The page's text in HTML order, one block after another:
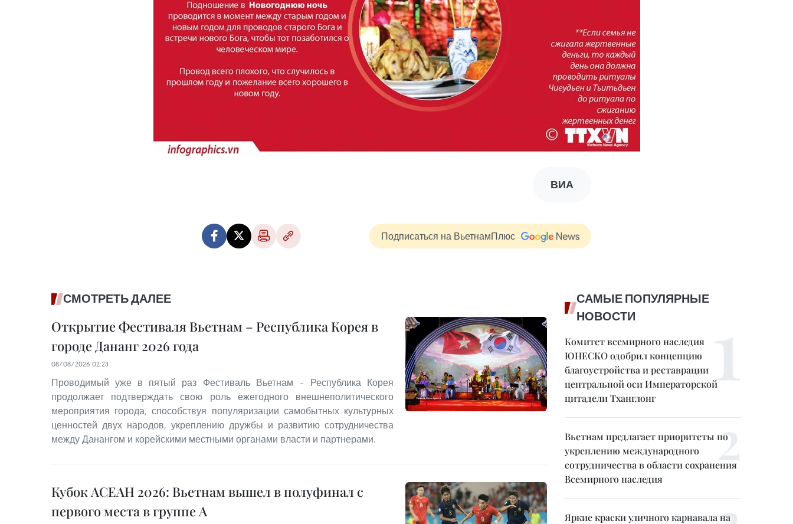
ВИА
Подписаться на ВьетнамПлюс
СМОТРЕТЬ ДАЛЕЕ
Открытие Фестиваля Вьетнам – Республика Корея в
городе Дананг 2026 года
08/08/2026 02:23
Проводимый уже в пятый раз Фестиваль Вьетнам – Республика Корея
продолжает подтверждать свою роль ежегодного внешнеполитического
мероприятия города, способствуя популяризации самобытных культурных
ценностей двух народов, укреплению дружбы и развитию сотрудничества
между Данангом и корейскими местными органами власти и партнерами.
Кубок АСЕАН 2026: Вьетнам вышел в полуфинал с
первого места в группе A
САМЫЕ ПОПУЛЯРНЫЕ
НОВОСТИ
Комитет всемирного наследия
ЮНЕСКО одобрил концепцию
благоустройства и реставрации
центральной оси Императорской
цитадели Тханглонг
Вьетнам предлагает приоритеты по
укреплению международного
сотрудничества в области сохранения
Всемирного наследия
Яркие краски уличного карнавала на